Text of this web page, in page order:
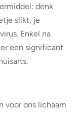
denk
slikt, je
Enkel na
een significant
voor ons lichaam